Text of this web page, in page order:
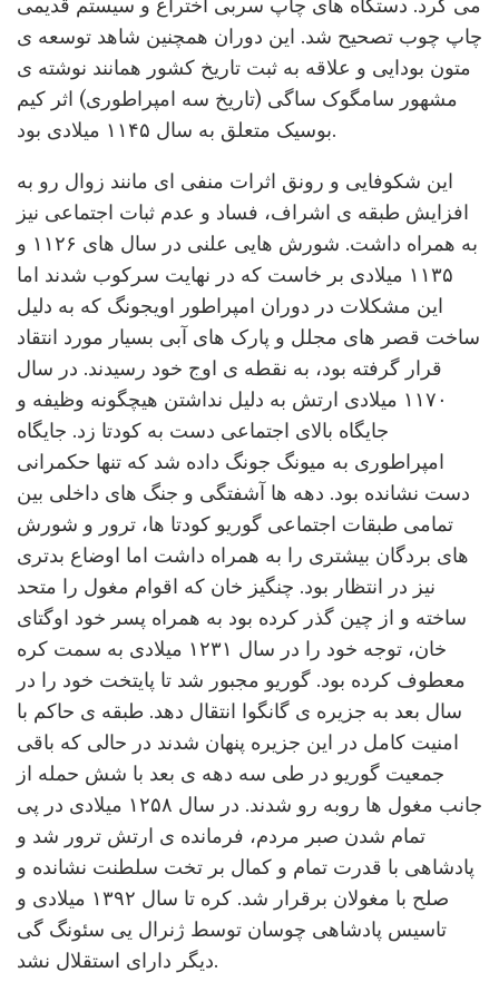
می کرد. دستگاه های چاپ سربی اختراع و سیستم قدیمی
چاپ چوب تصحیح شد. این دوران همچنین شاهد توسعه ی
متون بودایی و علاقه به ثبت تاریخ کشور همانند نوشته ی
مشهور سامگوک ساگی (تاریخ سه امپراطوری) اثر کیم
بوسیک متعلق به سال ۱۱۴۵ میلادی بود.
این شکوفایی و رونق اثرات منفی ای مانند زوال رو به
افزایش طبقه ی اشراف، فساد و عدم ثبات اجتماعی نیز
به همراه داشت. شورش هایی علنی در سال های ۱۱۲۶ و
۱۱۳۵ میلادی بر خاست که در نهایت سرکوب شدند اما
این مشکلات در دوران امپراطور اویجونگ که به دلیل
ساخت قصر های مجلل و پارک های آبی بسیار مورد انتقاد
قرار گرفته بود، به نقطه ی اوج خود رسیدند. در سال
۱۱۷۰ میلادی ارتش به دلیل نداشتن هیچگونه وظیفه و
جایگاه بالای اجتماعی دست به کودتا زد. جایگاه
امپراطوری به میونگ جونگ داده شد که تنها حکمرانی
دست نشانده بود. دهه ها آشفتگی و جنگ های داخلی بین
تمامی طبقات اجتماعی گوریو کودتا ها، ترور و شورش
های بردگان بیشتری را به همراه داشت اما اوضاع بدتری
نیز در انتظار بود. چنگیز خان که اقوام مغول را متحد
ساخته و از چین گذر کرده بود به همراه پسر خود اوگتای
خان، توجه خود را در سال ۱۲۳۱ میلادی به سمت کره
معطوف کرده بود. گوریو مجبور شد تا پایتخت خود را در
سال بعد به جزیره ی گانگوا انتقال دهد. طبقه ی حاکم با
امنیت کامل در این جزیره پنهان شدند در حالی که باقی
جمعیت گوریو در طی سه دهه ی بعد با شش حمله از
جانب مغول ها روبه رو شدند. در سال ۱۲۵۸ میلادی در پی
تمام شدن صبر مردم، فرمانده ی ارتش ترور شد و
پادشاهی با قدرت تمام و کمال بر تخت سلطنت نشانده و
صلح با مغولان برقرار شد. کره تا سال ۱۳۹۲ میلادی و
تاسیس پادشاهی چوسان توسط ژنرال یی سئونگ گی
دیگر دارای استقلال نشد.